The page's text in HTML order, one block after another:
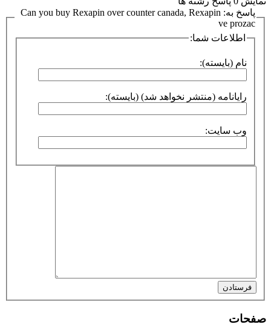
پاسخ به: Can you buy Rexapin over counter canada, Rexapin
ve prozac
اطلاعات شما:
نام (بایسته):
رایانامه (منتشر نخواهد شد) (بایسته):
وب سایت:
فرستادن
صفحات